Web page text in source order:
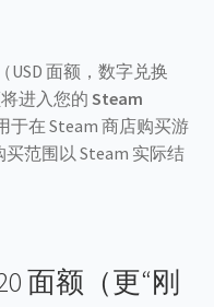
USD 面额，数字兑换
进入您的 Steam
于在 Steam 商店购买游
范围以 Steam 实际结
面额（更“刚